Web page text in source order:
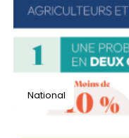
National